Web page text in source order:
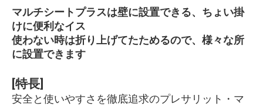
マルチシートプラスは壁に設置できる、ちょい掛
けに便利なイス
使わない時は折り上げてたためるので、様々な所
に設置できます
[特長]
安全と使いやすさを徹底追求のプレサリット・マ